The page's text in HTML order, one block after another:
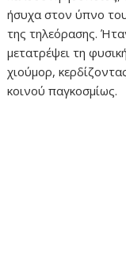
ήσυχα στον ύπνο
της τηλεόρασης.
μετατρέψει τη
χιούμορ,
κοινού παγκοσμίως.